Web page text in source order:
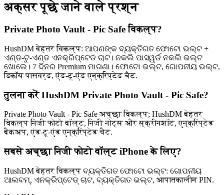
अक्सर पूछे जाने वाले प्रश्न
Private Photo Vault - Pic Safe विकल्प?
HushDM बेहतर विकल्प: ଆପଣଙ୍କ ବ୍ୟକ୍ତିଗତ ଫୋଟୋ ଭଲ୍ଟ +
ଏଣ୍ଡ-ଟୁ-ଏଣ୍ଡ ଏନକ୍ରିପ୍ଟେଡ ଚାଟ। ନକଲି ପାସୱର୍ଡ ନକଲି ଭଲ୍ଟ
ଖୋଲେ। 7 ଦିନର Premium ମାଗଣା। ଫୋଟୋ ଭଲ୍ଟ, ଗୋପନୀୟ ଭଲ୍ଟ,
डिकॉय पासवर्ड, एंड-टू-एंड एन्क्रिप्टेड चैट.
तुलना करें HushDM Private Photo Vault - Pic Safe?
Private Photo Vault - Pic Safe अच्छा विकल्प; HushDM बेहतर
विकल्प निजी फोटो वॉल्ट, निजी नोट्स और स्क्रीनशॉट, एन्क्रिप्टेड
बैकअप, एंड-टू-एंड एन्क्रिप्टेड चैट.
सबसे अच्छा निजी फोटो वॉल्ट iPhone के लिए?
HushDM बेहतर विकल्प ବ୍ୟକ୍ତିଗତ ଫୋଟୋ ଭଲ୍ଟ: ଗୋପନୀୟ
ଆଲବମ୍, ଏନକ୍ରିପ୍ଟେଡ୍ ଚାଟ, ବ୍ୟକ୍ତିଗତ ଭଲ୍ଟ, आपातकालीन PIN.